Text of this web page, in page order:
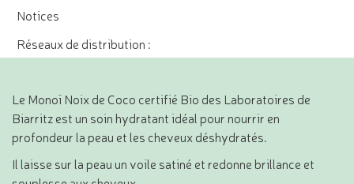
Notices
Réseaux de distribution :
Le Monoï Noix de Coco certifié Bio des Laboratoires de
Biarritz est un soin hydratant idéal pour nourrir en
profondeur la peau et les cheveux déshydratés.
Il laisse sur la peau un voile satiné et redonne brillance et